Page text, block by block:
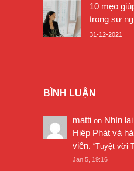
10 mẹo
trong sự
31-12-2021
BÌNH LUẬN
matti on Nhìn
Hiệp Phát và
viên: “Tuyệt vời
Jan 5, 19:16